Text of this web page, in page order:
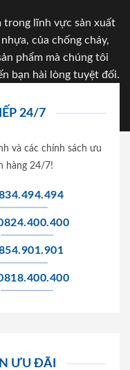
trong lĩnh vực sản xuất
của chống cháy,
phẩm mà chúng tôi
bạn hài lòng tuyệt đối.
24/7
và các chính sách ưu
hàng 24/7!
ƯU ĐÃI